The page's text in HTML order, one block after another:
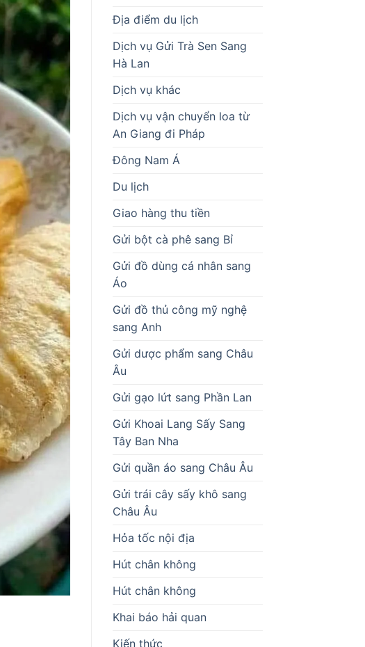
Địa điểm du lịch
Dịch vụ Gửi Trà Sen Sang
Hà Lan
Dịch vụ khác
Dịch vụ vận chuyển loa từ
An Giang đi Pháp
Đông Nam Á
Du lịch
Giao hàng thu tiền
Gửi bột cà phê sang Bỉ
Gửi đồ dùng cá nhân sang
Áo
Gửi đồ thủ công mỹ nghệ
sang Anh
Gửi dược phẩm sang Châu
Âu
Gửi gạo lứt sang Phần Lan
Gửi Khoai Lang Sấy Sang
Tây Ban Nha
Gửi quần áo sang Châu Âu
Gửi trái cây sấy khô sang
Châu Âu
Hỏa tốc nội địa
Hút chân không
Hút chân không
Khai báo hải quan
Kiến thức